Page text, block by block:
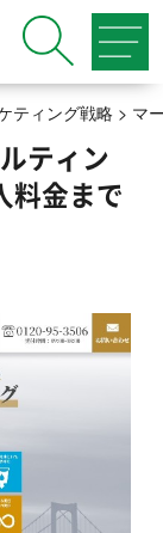
ティング戦略> マ
ティン
料金まで